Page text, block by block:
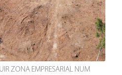
ZONA EMPRESARIAL NUM